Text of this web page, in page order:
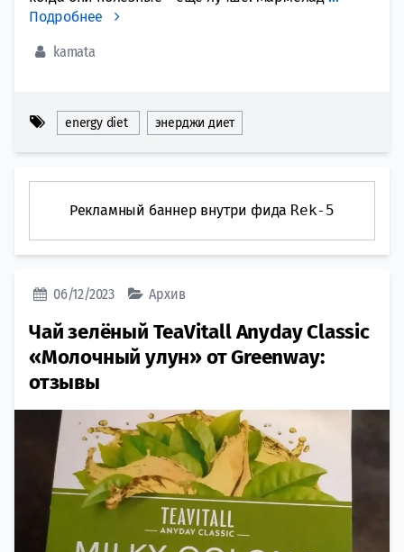
Подробнее
kamata
energy diet энерджи диет
Рекламный баннер внутри фида Rek-5
06/12/2023 Архив
Чай зелёный TeaVitall Anyday Classic
«Молочный улун» от Greenway:
отзывы